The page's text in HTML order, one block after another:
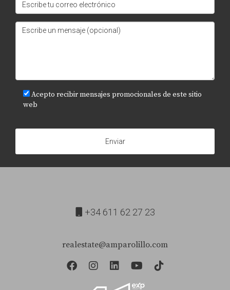
Acepto recibir mensajes promocionales de este sitio
web
Enviar
+34 611 62 27 23
realestate@amparolillo.com